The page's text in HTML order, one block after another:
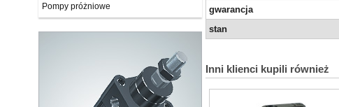
gwarancja
stan
Inni klienci kupili również
Pompy próżniowe